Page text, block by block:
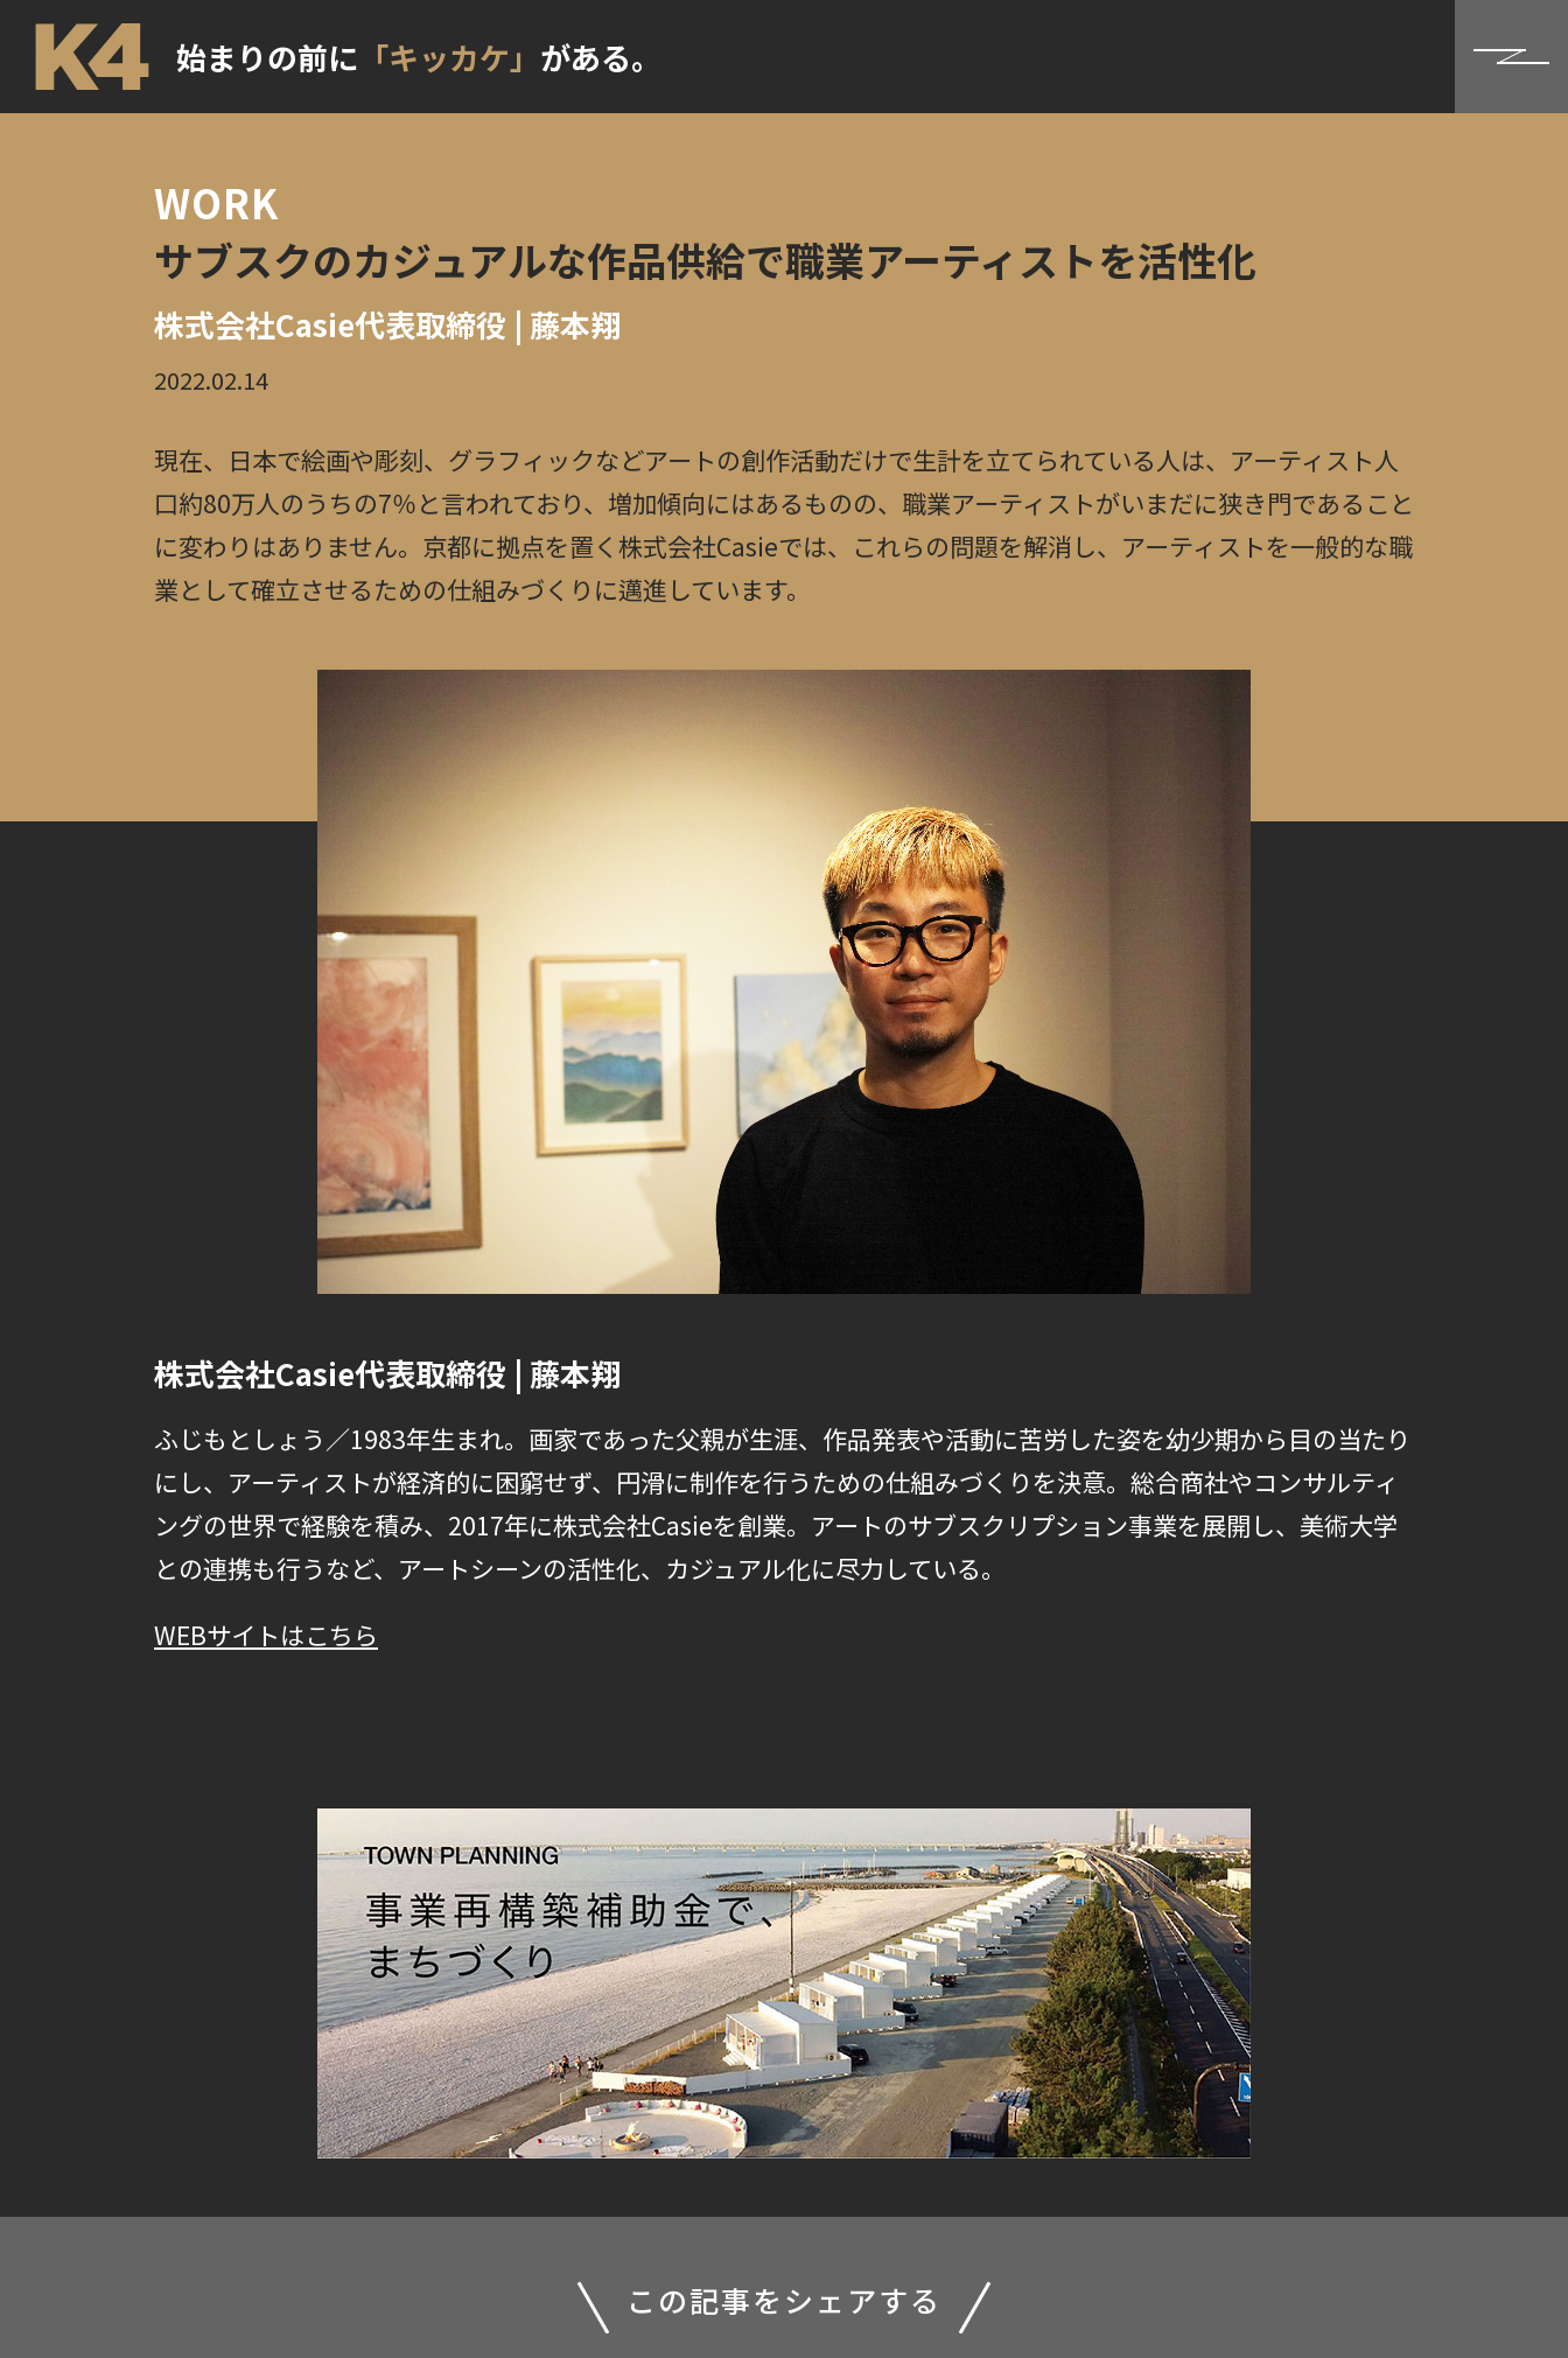
始まりの前に 「キッカケ」 がある。
WORK
サブスクのカジュアルな作品供給で職業アーティストを活性化
株式会社Casie代表取締役 | 藤本翔
2022.02.14
現在、日本で絵画や彫刻、グラフィックなどアートの創作活動だけで生計を立てられている人は、アーティスト人
口約80万人のうちの7％と言われており、増加傾向にはあるものの、職業アーティストがいまだに狭き門であること
に変わりはありません。 京都に拠点を置く株式会社Casieでは、これらの問題を解消し、アーティストを一般的な職
業として確立させるための仕組みづくりに邁進しています。
株式会社Casie代表取締役 | 藤本翔
ふじもとしょう／1983年生まれ。画家であった父親が生涯、作品発表や活動に苦労した姿を幼少期から目の当たり
にし、アーティストが経済的に困窮せず、円滑に制作を行うための仕組みづくりを決意。総合商社やコンサルティ
ングの世界で経験を積み、2017年に株式会社Casieを創業。アートのサブスクリプション事業を展開し、美術大学
との連携も行うなど、アートシーンの活性化、カジュアル化に尽力している。
WEBサイトはこちら
この記事をシェアする